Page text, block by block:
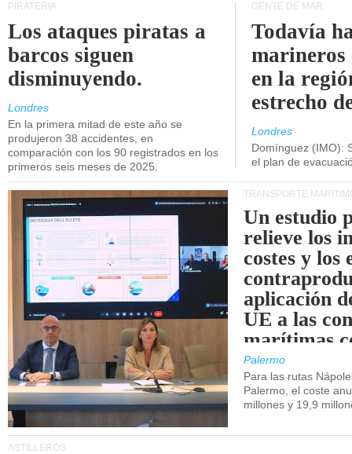
PIRATERÍA
Los ataques piratas a
barcos siguen
disminuyendo.
Londres
En la primera mitad de este año se
produjeron 38 accidentes, en
comparación con los 90 registrados en los
primeros seis meses de 2025.
GENTE DE MAR
Todavía
marineros
en la
estrecho
Londres
Domínguez (IMO):
el plan de
TRANSPORTE
Un estudio
relieve los
costes y los
aplicación
UE a las
marítimas
de Sicilia.
Palermo
Para las rutas
Palermo, el coste
millones y 19,9
ASTILLEROS